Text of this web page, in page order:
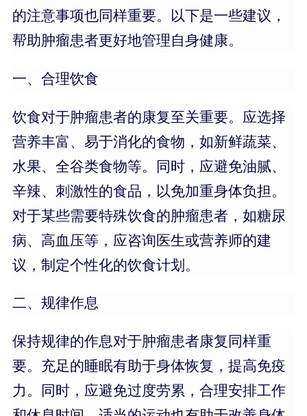
的注意事项也同样重要。以下是一些建议，
帮助肿瘤患者更好地管理自身健康。
一、合理饮食
饮食对于肿瘤患者的康复至关重要。应选择
营养丰富、易于消化的食物，如新鲜蔬菜、
水果、全谷类食物等。同时，应避免油腻、
辛辣、刺激性的食品，以免加重身体负担。
对于某些需要特殊饮食的肿瘤患者，如糖尿
病、高血压等，应咨询医生或营养师的建
议，制定个性化的饮食计划。
二、规律作息
保持规律的作息对于肿瘤患者康复同样重
要。充足的睡眠有助于身体恢复，提高免疫
力。同时，应避免过度劳累，合理安排工作